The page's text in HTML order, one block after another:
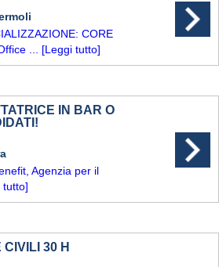
CORE
... [Leggi tutto]
IN BAR O
Agenzia per il
tutto]
30 H